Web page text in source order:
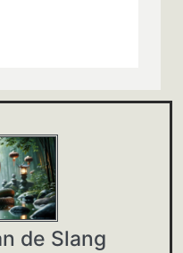
de Slang